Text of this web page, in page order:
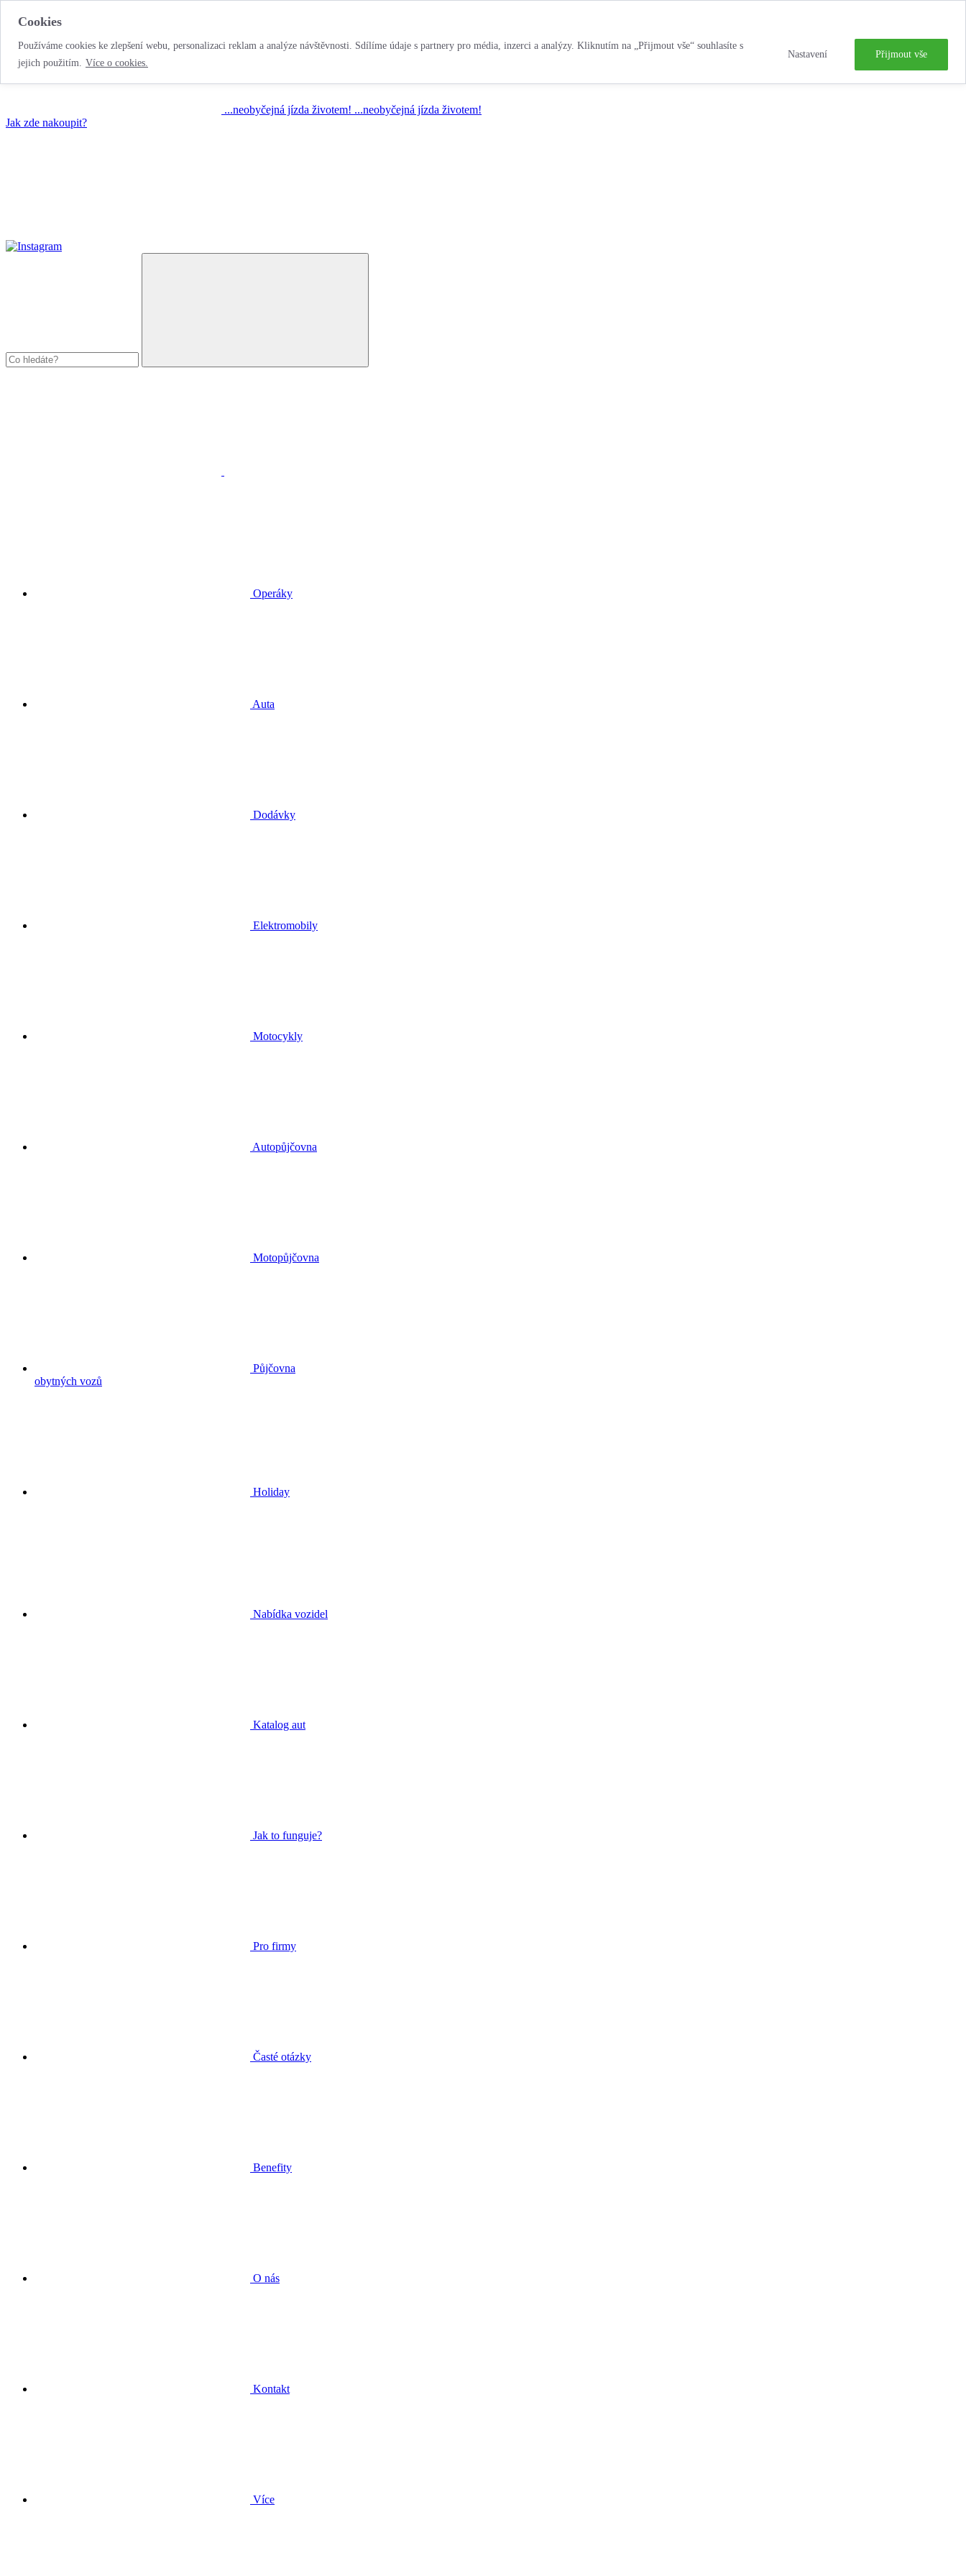
Cookies
Používáme cookies ke zlepšení webu, personalizaci reklam a analýze návštěvnosti. Sdílíme údaje s partnery pro média, inzerci a analýzy. Kliknutím na „Přijmout vše“ souhlasíte s
jejich použitím. Více o cookies.
Nastavení Přijmout vše
...neobyčejná jízda životem! ...neobyčejná jízda životem!
Jak zde nakoupit?
Operáky
Auta
Dodávky
Elektromobily
Motocykly
Autopůjčovna
Motopůjčovna
Půjčovna
obytných vozů
Holiday
Nabídka vozidel
Katalog aut
Jak to funguje?
Pro firmy
Časté otázky
Benefity
O nás
Kontakt
Více